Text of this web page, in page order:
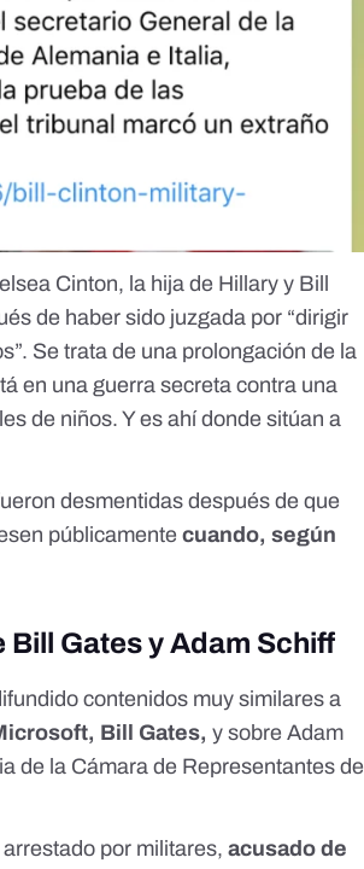
Cinton, la hija de Hillary y Bill
de haber sido juzgada por “dirigir
Se trata de una prolongación de la
en una guerra secreta contra una
de niños. Yes ahí donde sitúan a
desmentidas después de que
públicamente cuando, según
Gates y Adam Schiff
contenidos muy similares a
Bill Gates,y sobre Adam
de la Cámara de Representantes de
por militares,acusado de